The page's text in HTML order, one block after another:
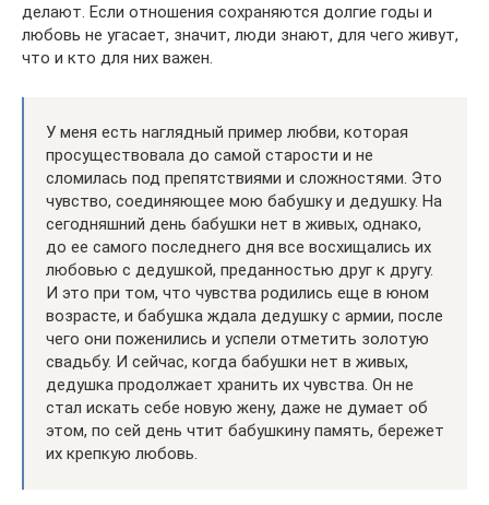
делают. Если отношения сохраняются долгие годы и
любовь не угасает, значит, люди знают, для чего живут,
что и кто для них важен.
У меня есть наглядный пример любви, которая
просуществовала до самой старости и не
сломилась под препятствиями и сложностями. Это
чувство, соединяющее мою бабушку и дедушку. На
сегодняшний день бабушки нет в живых, однако,
до ее самого последнего дня все восхищались их
любовью с дедушкой, преданностью друг к другу.
И это при том, что чувства родились еще в юном
возрасте, и бабушка ждала дедушку с армии, после
чего они поженились и успели отметить золотую
свадьбу. И сейчас, когда бабушки нет в живых,
дедушка продолжает хранить их чувства. Он не
стал искать себе новую жену, даже не думает об
этом, по сей день чтит бабушкину память, бережет
их крепкую любовь.